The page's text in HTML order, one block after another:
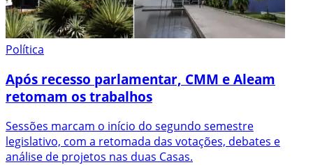
Política
Após recesso parlamentar, CMM e Aleam
retomam os trabalhos
Sessões marcam o início do segundo semestre
legislativo, com a retomada das votações, debates e
análise de projetos nas duas Casas.